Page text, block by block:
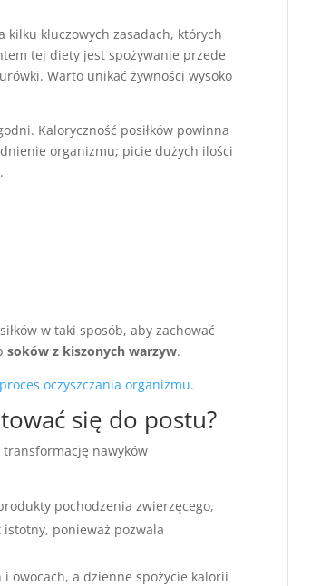
kilku kluczowych zasadach, których
tej diety jest spożywanie przede
Warto unikać żywności wysoko
Kaloryczność posiłków powinna
organizmu; picie dużych ilości
w taki sposób, aby zachować
soków z kiszonych warzyw.
proces oczyszczania organizmu.
się do postu?
transformację nawyków
pochodzenia zwierzęcego,
istotny, ponieważ pozwala
owocach, a dzienne spożycie kalorii